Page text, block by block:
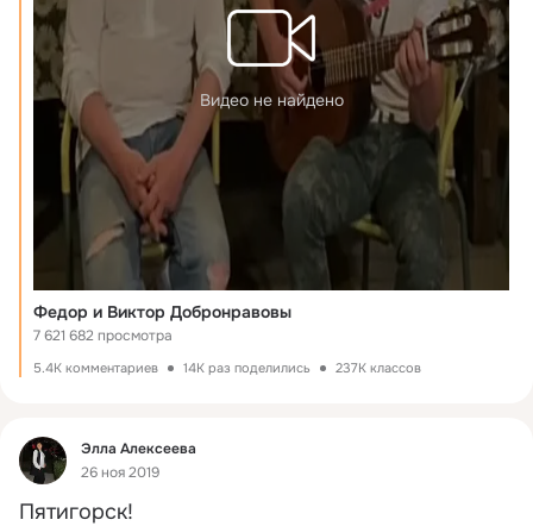
Видео не найдено
Федор и Виктор Добронравовы
7 621 682 просмотра
5.4K комментариев 14K раз поделились 237K классов
Фид
Элла Алексеева
26 ноя 2019
Пятигорск!